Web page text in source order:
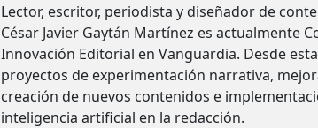
Lector, escritor, periodista y diseñador de
César Javier Gaytán Martínez es actualmente
Innovación Editorial en Vanguardia. Desde
proyectos de experimentación narrativa,
creación de nuevos contenidos e
inteligencia artificial en la redacción.